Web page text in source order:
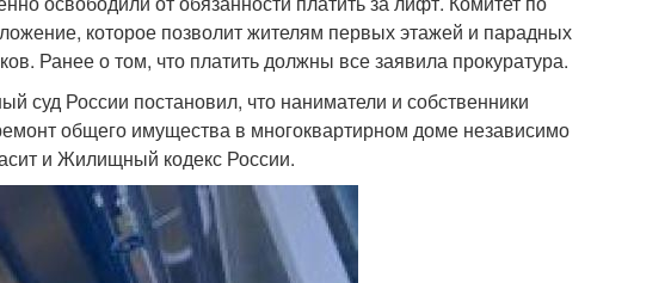
которое позволит жителям первых этажей и парадных
Ранее о том, что платить должны все заявила прокуратура.
суд России постановил, что наниматели и собственники
общего имущества в многоквартирном доме независимо
и Жилищный кодекс России.